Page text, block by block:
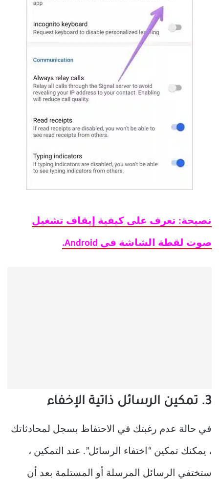
نصيحة: تعرف على كيفية إيقاف تشغيل
صوت لقطة الشاشة في Android.
3. تمكين الرسائل ذاتية الإخفاء
في حالة عدم رغبتك في الاحتفاظ بسجل لمحادثاتك
، يمكنك تمكين “اختفاء الرسائل”. عند التمكين ،
ستختفي الرسائل المرسلة أو المستلمة بعد أن